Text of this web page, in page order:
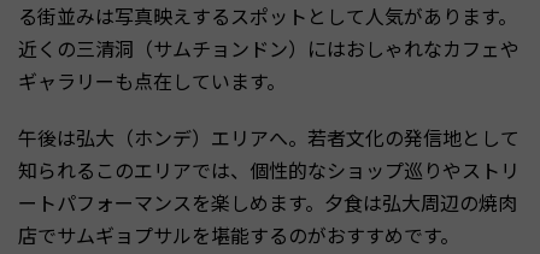
る街並みは写真映えするスポットとして人気があります。
近くの三清洞（サムチョンドン）にはおしゃれなカフェや
ギャラリーも点在しています。
午後は弘大（ホンデ）エリアへ。若者文化の発信地として
知られるこのエリアでは、個性的なショップ巡りやストリ
ートパフォーマンスを楽しめます。夕食は弘大周辺の焼肉
店でサムギョプサルを堪能するのがおすすめです。